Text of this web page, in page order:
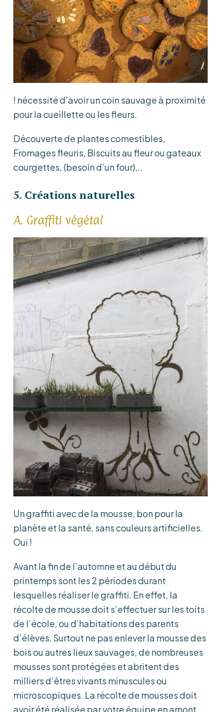
! nécessité d’avoir un coin sauvage à proximité
pour la cueillette ou les fleurs.
Découverte de plantes comestibles,
Fromages fleuris, Biscuits au fleur ou gateaux
courgettes, (besoin d’un four),..
5. Créations naturelles
A. Graffiti végétal
Un graffiti avec de la mousse, bon pour la
planète et la santé, sans couleurs artificielles.
Oui !
Avant la fin de l’automne et au début du
printemps sont les 2 périodes durant
lesquelles réaliser le graffiti. En effet, la
récolte de mousse doit s’effectuer sur les toits
de l’école, ou d’habitations des parents
d’élèves. Surtout ne pas enlever la mousse des
bois ou autres lieux sauvages, de nombreuses
mousses sont protégées et abritent des
milliers d’êtres vivants minuscules ou
microscopiques. La récolte de mousses doit
avoir été réalisée par votre équipe en amont